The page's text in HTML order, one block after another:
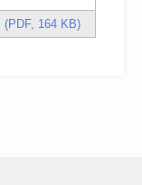
(PDF, 164 KB)